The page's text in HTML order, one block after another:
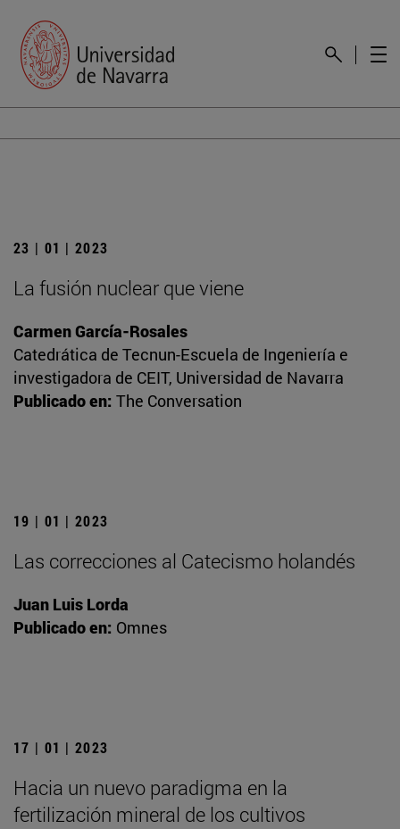
23 | 01 | 2023
La fusión nuclear que viene
Carmen García-Rosales
Catedrática de Tecnun-Escuela de Ingeniería e
investigadora de CEIT, Universidad de Navarra
Publicado en: The Conversation
19 | 01 | 2023
Las correcciones al Catecismo holandés
Juan Luis Lorda
Publicado en: Omnes
17 | 01 | 2023
Hacia un nuevo paradigma en la
fertilización mineral de los cultivos